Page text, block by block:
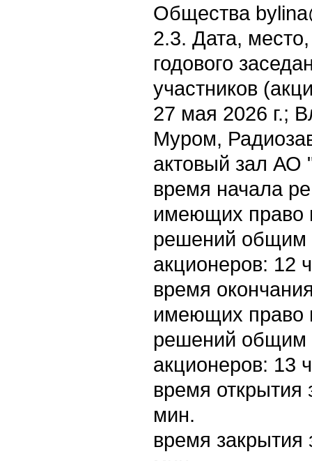
Общества
2.3. Дата,
годового
участников
27 мая 2026 г.;
Муром,
актовый зал АО
время начала
имеющих право
решений общим
акционеров: 12
время
имеющих право
решений общим
акционеров: 13
время открытия
мин.
время закрытия